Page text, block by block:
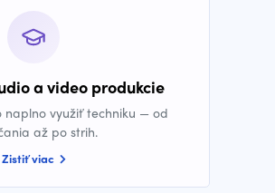
a video produkcie
naplno využiť techniku — od
až po strih.
Zistiť viac